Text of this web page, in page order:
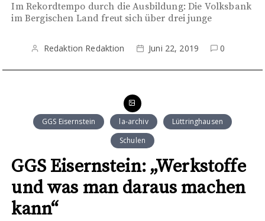
Im Rekordtempo durch die Ausbildung: Die Volksbank
im Bergischen Land freut sich über drei junge
Redaktion Redaktion Juni 22, 2019 0
GGS Eisernstein la-archiv
Lüttringhausen
Schulen
GGS Eisernstein: „Werkstoffe
und was man daraus machen
kann“